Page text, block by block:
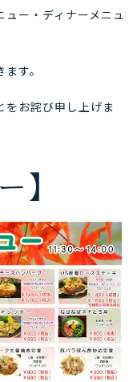
ー・ディナーメニュ
す。
をお詫び申し上げま
】